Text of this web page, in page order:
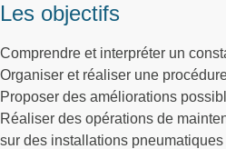
Les objectifs
Comprendre et interpréter un
Organiser et réaliser une
Proposer des améliorations
Réaliser des opérations de
sur des installations